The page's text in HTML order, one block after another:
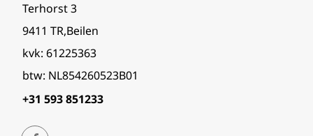
Terhorst 3
9411 TR,Beilen
kvk: 61225363
btw: NL854260523B01
+31 593 851233